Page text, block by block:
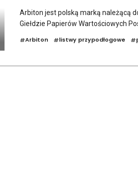
Arbiton jest polską marką należącą
Giełdzie Papierów Wartościowych
#Arbiton #listwy przypodłogowe #